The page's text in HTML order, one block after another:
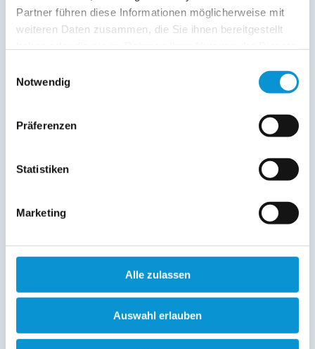
Partner führen diese Informationen möglicherweise mit
weiteren Daten zusammen, die Sie ihnen bereitgestellt
Notwendig
Präferenzen
Statistiken
Marketing
Alle zulassen
Auswahl erlauben
Preise (pro Nacht in Euro)
Zeitraum
jede Folge­
auf Anfrage
01. Okt - auf Anfrage
enthalten
Nur gültig von24.08.2026
- 14.09.2026für2
86
€ *